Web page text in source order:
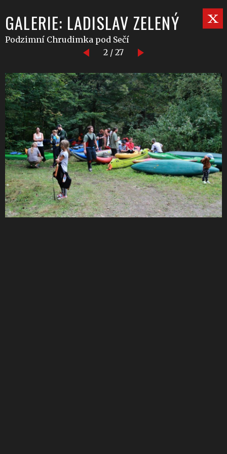
GALERIE: LADISLAV ZELENÝ
Podzimní Chrudimka pod Sečí
2 / 27